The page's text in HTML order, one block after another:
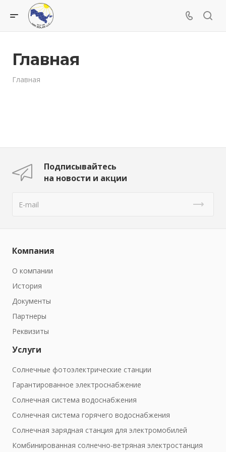
Главная
Главная
Подписывайтесь
на новости и акции
Компания
О компании
История
Документы
Партнеры
Реквизиты
Услуги
Солнечные фотоэлектрические станции
Гарантированное электроснабжение
Солнечная система водоснабжения
Солнечная система горячего водоснабжения
Солнечная зарядная станция для электромобилей
Комбинированная солнечно-ветряная электростанция